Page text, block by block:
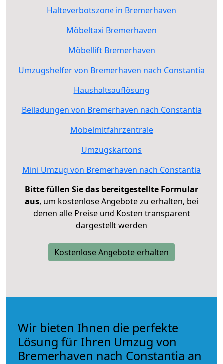
Halteverbotszone in Bremerhaven
Möbeltaxi Bremerhaven
Möbellift Bremerhaven
Umzugshelfer von Bremerhaven nach Constantia
Haushaltsauflösung
Beiladungen von Bremerhaven nach Constantia
Möbelmitfahrzentrale
Umzugskartons
Mini Umzug von Bremerhaven nach Constantia
Bitte füllen Sie das bereitgestellte Formular
aus, um kostenlose Angebote zu erhalten, bei
denen alle Preise und Kosten transparent
dargestellt werden
Kostenlose Angebote erhalten
Wir bieten Ihnen die perfekte
Lösung für Ihren Umzug von
Bremerhaven nach Constantia an